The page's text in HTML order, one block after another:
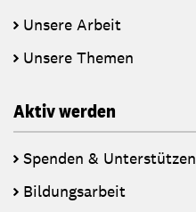
Unsere Arbeit
Unsere Themen
Aktiv werden
Spenden & Unterstützen
Bildungsarbeit